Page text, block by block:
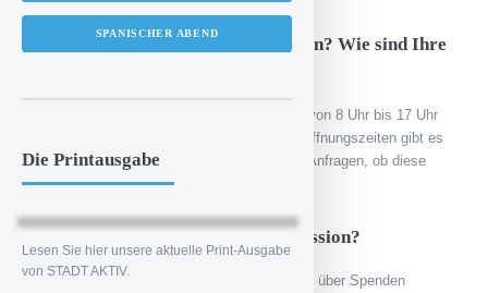
Ist die Bahnhofsmission immer offen? Wie sind Ihre
Unsere Öffnungszeiten sind von Mo. bis Fr. von 8 Uhr bis 17 Uhr
und samstags von 8 Uhr bis 12 Uhr. Diese Öffnungszeiten gibt es
schon ewig. Allerdings gibt es in letzter Zeit Anfragen, ob diese
ausgeweitet werden.
Wie finanziert sich die Bahnhofsmission?
Die Bahnhofsmission wird zu fast 80 Prozent über Spenden
SPANISCHER ABEND
Die Printausgabe
Lesen Sie hier unsere aktuelle Print-Ausgabe
von STADT AKTIV.